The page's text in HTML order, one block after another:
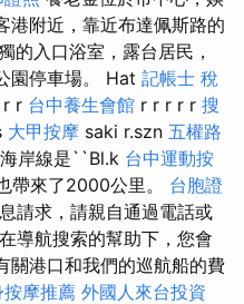
港附近，靠近布達佩斯路的
的入口浴室，露台居民，
園停車場。 Hat 記帳士 稅
r r 台中養生會館 r r r r r 搜
大甲按摩 saki r.szn 五權路
岸線是``Bl.k 台中運動按
帶來了2000公里。 台胞證
請求，請親自通過電話或
導航搜索的幫助下，您會
關港口和我們的巡航船的費
摩推薦 外國人來台投資